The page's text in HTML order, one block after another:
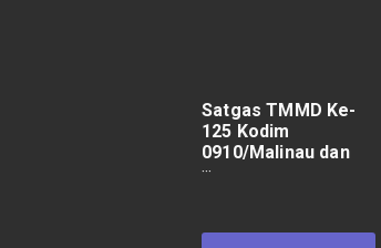
Satgas TMMD Ke-
125 Kodim
0910/Malinau dan
Warga Berbagi